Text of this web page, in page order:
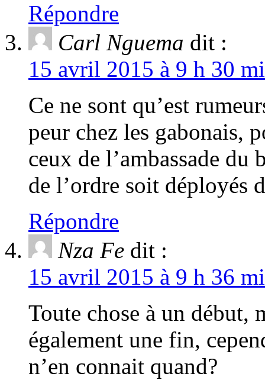
Répondre
Carl Nguema dit :
15 avril 2015 à 9 h 30
Ce ne sont qu’est
peur chez les gabonais,
ceux de l’ambassade
de l’ordre soit déployés
Répondre
Nza Fe dit :
15 avril 2015 à 9 h 36
Toute chose à un début,
également une fin,
n’en connait quand?